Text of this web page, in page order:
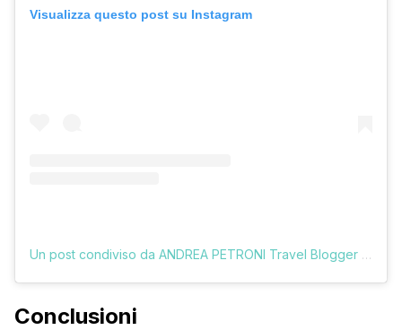
Visualizza questo post su Instagram
Un post condiviso da ANDREA PETRONI Travel Blogger (@vologratis)
Conclusioni